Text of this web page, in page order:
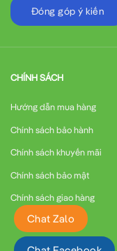
Đóng góp ý kiến
CHÍNH SÁCH
Hướng dẫn mua hàng
Chính sách bảo hành
Chính sách khuyến mãi
Chính sách bảo mật
Chính sách giao hàng
Chat Zalo